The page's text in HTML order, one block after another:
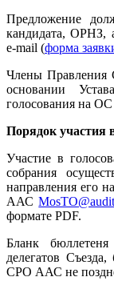
Предложение
кандидата, ОРНЗ,
е-mail (форма
Члены Правления
основании
голосования на
Порядок участия
Участие в
собрания
направления его
ААС
формате PDF.
Бланк
делегатов
СРО ААС не